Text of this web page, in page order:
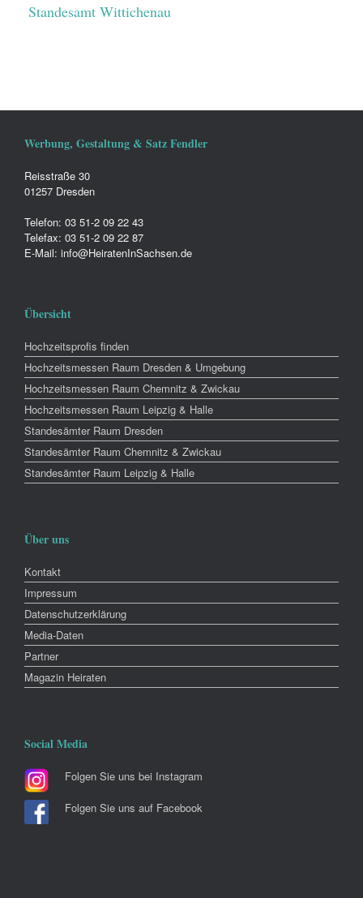
Standesamt Wittichenau
Werbung, Gestaltung & Satz Fendler
Reisstraße 30
01257 Dresden
Telefon: 03 51-2 09 22 43
Telefax: 03 51-2 09 22 87
E-Mail: info@HeiratenInSachsen.de
Übersicht
Hochzeitsprofis finden
Hochzeitsmessen Raum Dresden & Umgebung
Hochzeitsmessen Raum Chemnitz & Zwickau
Hochzeitsmessen Raum Leipzig & Halle
Standesämter Raum Dresden
Standesämter Raum Chemnitz & Zwickau
Standesämter Raum Leipzig & Halle
Über uns
Kontakt
Impressum
Datenschutzerklärung
Media-Daten
Partner
Magazin Heiraten
Social Media
Folgen Sie uns bei Instagram
Folgen Sie uns auf Facebook